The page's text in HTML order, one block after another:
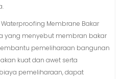
Membrane Bakar
yang menyebut membran bakar
pemeliharaan bangunan
kuat dan awet serta
pemeliharaan, dapat